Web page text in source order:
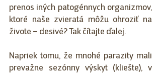
prenos iných patogénnych organizmov,
ktoré naše zvieratá môžu ohroziť na
živote – desivé? Tak čítajte ďalej.
Napriek tomu, že mnohé parazity mali
prevažne sezónny výskyt (kliešte), v